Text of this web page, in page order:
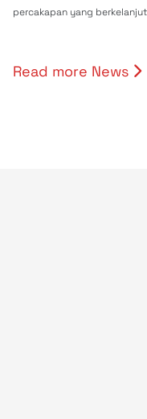
percakapan yang
Read more News